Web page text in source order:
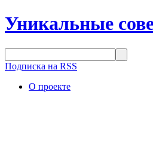
Уникальные
Подписка на RSS
О проекте